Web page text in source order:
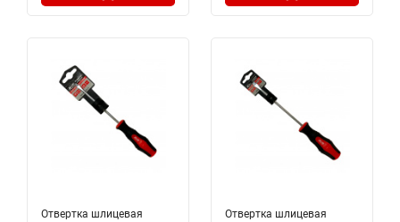
Отвертка шлицевая
Отвертка шлицевая